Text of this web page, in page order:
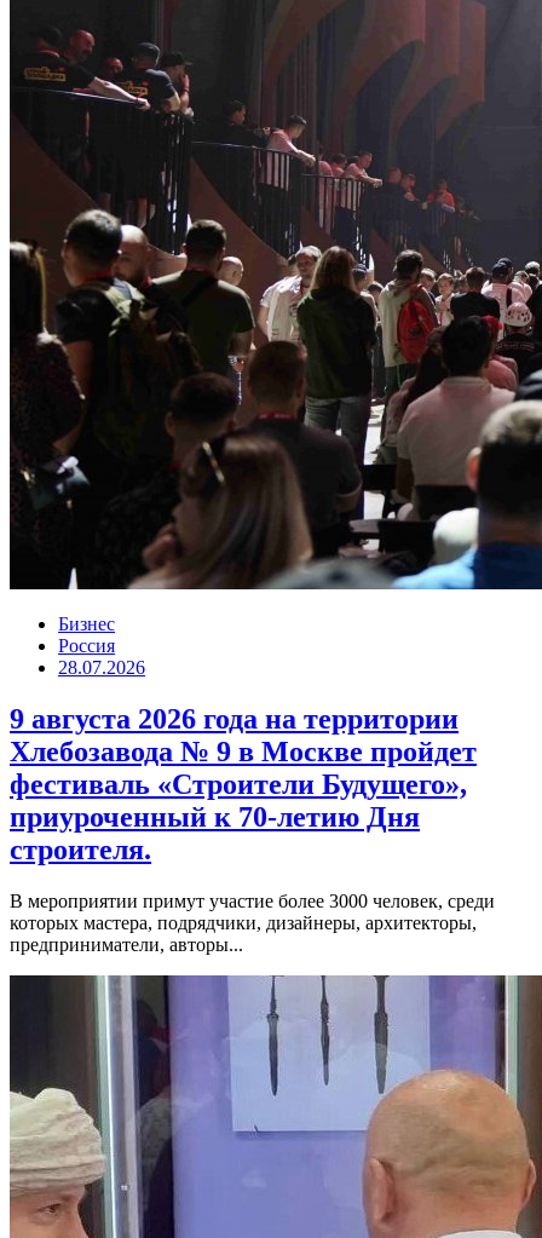
Бизнес
Россия
28.07.2026
9 августа 2026 года на территории
Хлебозавода № 9 в Москве пройдет
фестиваль «Строители Будущего»,
приуроченный к 70-летию Дня
строителя.
В мероприятии примут участие более 3000 человек, среди
которых мастера, подрядчики, дизайнеры, архитекторы,
предприниматели, авторы...